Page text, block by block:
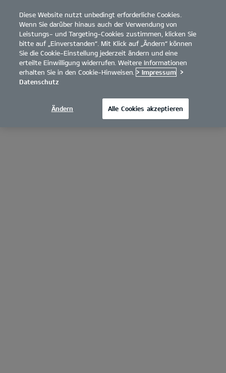
open
menu
Diese Website nutzt unbedingt erforderliche Cookies.
Wenn Sie darüber hinaus auch der Verwendung von
Leistungs- und Targeting-Cookies zustimmen, klicken Sie
bitte auf „Einverstanden“. Mit Klick auf „Ändern“ können
Sie die Cookie-Einstellung jederzeit ändern und eine
erteilte Einwilligung widerrufen. Weitere Informationen
erhalten Sie in den Cookie-Hinweisen. > Impressum >
Datenschutz
Ändern Alle Cookies akzeptieren